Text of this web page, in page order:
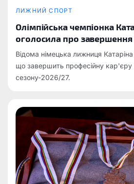
ЛИЖНИЙ СПОРТ
Олімпійська чемпіонка
оголосила про
Відома німецька лижниця
що завершить професійну кар'єру
сезону-2026/27.